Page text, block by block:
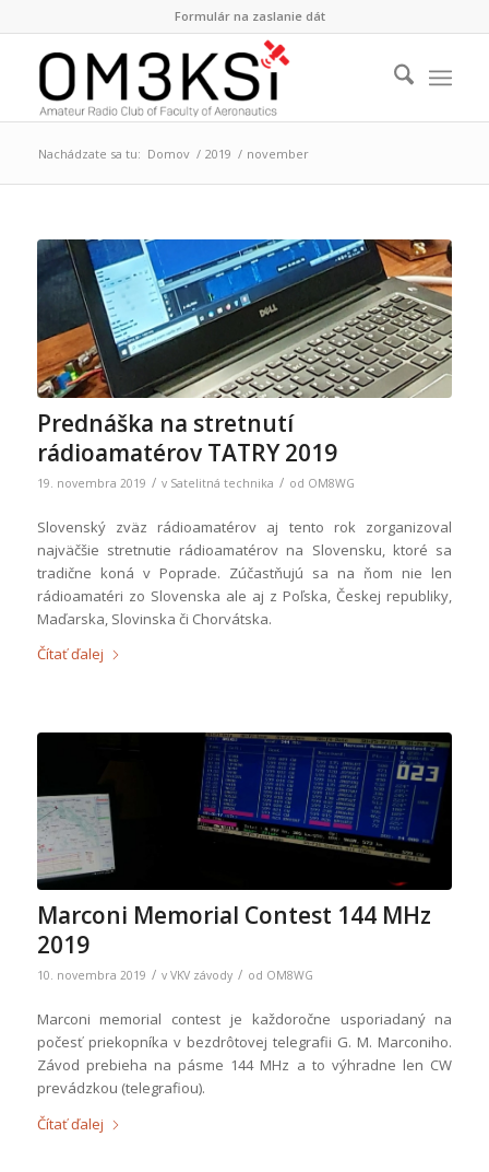
Formulár na zaslanie dát
Nachádzate sa tu: Domov / 2019 / november
Prednáška na stretnutí
rádioamatérov TATRY 2019
19. novembra 2019 / v Satelitná technika / od OM8WG
Slovenský zväz rádioamatérov aj tento rok zorganizoval
najväčšie stretnutie rádioamatérov na Slovensku, ktoré sa
tradične koná v Poprade. Zúčastňujú sa na ňom nie len
rádioamatéri zo Slovenska ale aj z Poľska, Českej republiky,
Maďarska, Slovinska či Chorvátska.
Čítať ďalej
Marconi Memorial Contest 144 MHz
2019
10. novembra 2019 / v VKV závody / od OM8WG
Marconi memorial contest je každoročne usporiadaný na
počesť priekopníka v bezdrôtovej telegrafii G. M. Marconiho.
Závod prebieha na pásme 144 MHz a to výhradne len CW
prevádzkou (telegrafiou).
Čítať ďalej